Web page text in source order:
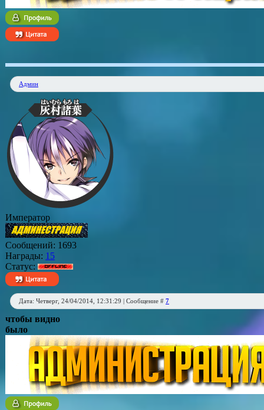
Админ
Император
Сообщений: 1693
Награды: 15
Статус:
Дата: Четверг, 24/04/2014, 12:31:29 | Сообщение # 7
чтобы видно
было